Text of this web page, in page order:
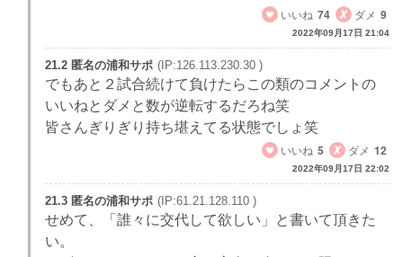
いいね 74 ダメ 9
2022年09月17日 21:04
21.2 匿名の浦和サポ (IP:126.113.230.30 )
でもあと２試合続けて負けたらこの類のコメントの
いいねとダメと数が逆転するだろね笑
皆さんぎりぎり持ち堪えてる状態でしょ笑
いいね 5 ダメ 12
2022年09月17日 22:02
21.3 匿名の浦和サポ (IP:61.21.128.110 )
せめて、「誰々に交代して欲しい」と書いて頂きた
い。